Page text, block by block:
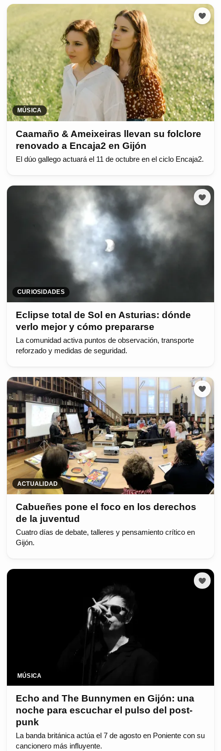
MÚSICA
Caamaño & Ameixeiras llevan su folclore
renovado a Encaja2 en Gijón
El dúo gallego actuará el 11 de octubre en el ciclo Encaja2.
CURIOSIDADES
Eclipse total de Sol en Asturias: dónde
verlo mejor y cómo prepararse
La comunidad activa puntos de observación, transporte
reforzado y medidas de seguridad.
ACTUALIDAD
Cabueñes pone el foco en los derechos
de la juventud
Cuatro días de debate, talleres y pensamiento crítico en
Gijón.
MÚSICA
Echo and The Bunnymen en Gijón: una
noche para escuchar el pulso del post-
punk
La banda británica actúa el 7 de agosto en Poniente con su
cancionero más influyente.